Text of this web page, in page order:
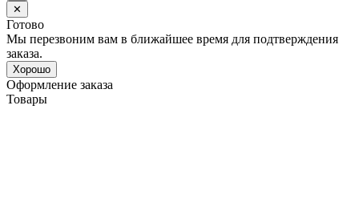
✕
Готово
Мы перезвоним вам в ближайшее время для подтверждения
заказа.
Хорошо
Оформление заказа
Товары